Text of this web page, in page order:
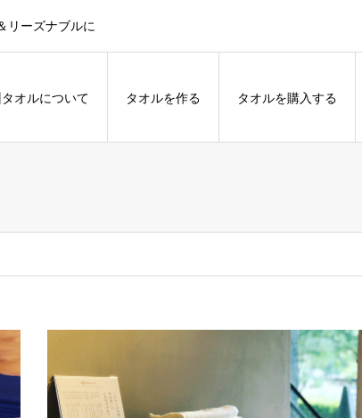
リーズナブルに
オルについて タオルを作る タオルを購入する